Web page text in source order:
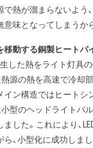
で熱が溜まらないよう
意味となってしまうか
移動する銅製ヒートパ
生した熱をライト灯具
は熱源の熱を高速で冷
イン構造ではヒートシ
は小型のヘッドライト
ました。これにより、
、小型化に成功しまし